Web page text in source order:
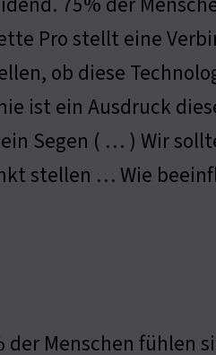
Pro stellt eine
ob diese
ist ein Ausdruck
Segen ( … ) Wir
stellen … Wie
Menschen fühlen